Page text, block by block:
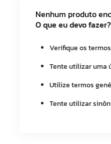
Nenhum produto
O que eu devo fazer?
Verifique os
Tente utilizar uma
Utilize termos
Tente utilizar